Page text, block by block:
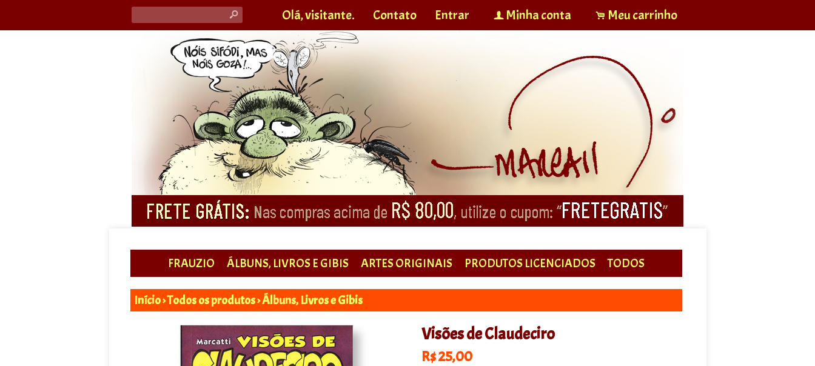
s Olá, visitante. Contato Entrar f Minha conta . Meu carrinho
FRAUZIO ÁLBUNS, LIVROS E GIBIS ARTES ORIGINAIS PRODUTOS LICENCIADOS TODOS
Início›Todos os produtos›Álbuns, Livros e Gibis
Visões de Claudeciro
R$25,00